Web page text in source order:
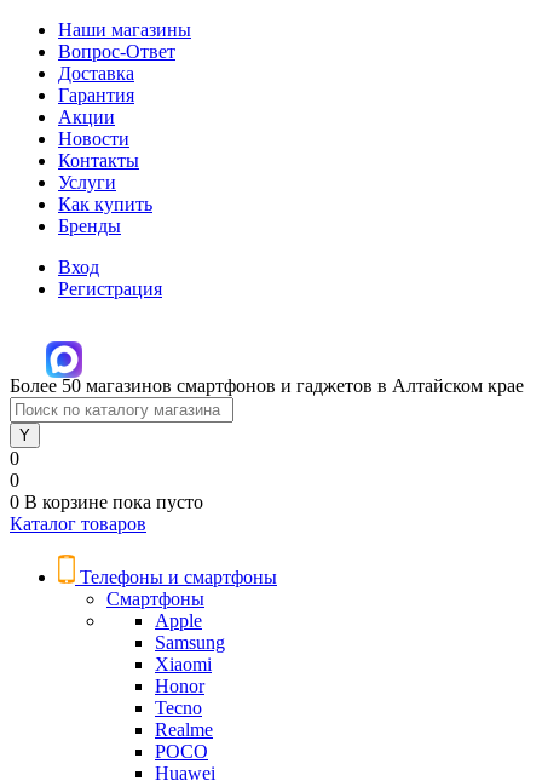
Наши магазины
Вопрос-Ответ
Доставка
Гарантия
Акции
Новости
Контакты
Услуги
Как купить
Бренды
Вход
Регистрация
Более 50 магазинов смартфонов и гаджетов в Алтайском крае
0
0
0 В корзине пока пусто
Каталог товаров
Телефоны и смартфоны
Смартфоны
Apple
Samsung
Xiaomi
Honor
Tecno
Realme
POCO
Huawei